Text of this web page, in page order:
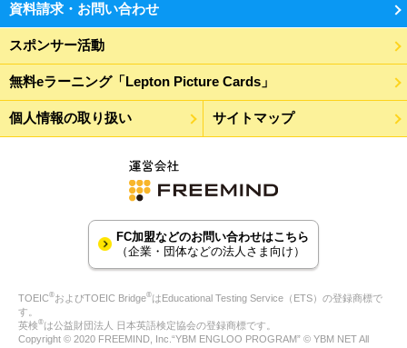
資料請求・お問い合わせ
スポンサー活動
無料eラーニング「Lepton Picture Cards」
個人情報の取り扱い サイトマップ
FC加盟などのお問い合わせはこちら
（企業・団体などの法人さま向け）
TOEIC®およびTOEIC Bridge®はEducational Testing Service（ETS）の登録商標で
す。
英検®は公益財団法人 日本英語検定協会の登録商標です。
Copyright © 2020 FREEMIND, Inc.“YBM ENGLOO PROGRAM” © YBM NET All